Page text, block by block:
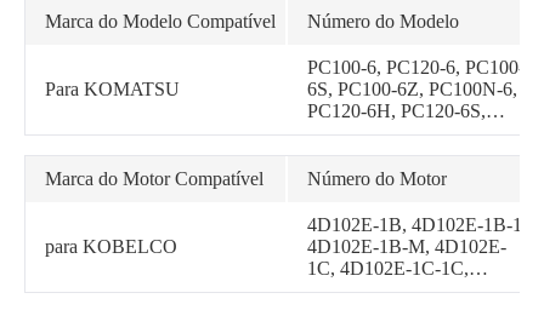
Marca do Modelo Compatível Número do Modelo
Para KOMATSU
PC100-6, PC120-6, PC100-
6S, PC100-6Z, PC100N-6,
PC120-6H, PC120-6S,
PC120-6Z, PC120LC-6,
PC120SC-6, PC128US-1,
PC128UU-1, PC130-6,
PC158US-2, PC100L-6,
PC120-6E0, PC120-6Z-A1,
PC120LC-6E0, PC128US-
Marca do Motor Compatível Número do Motor
para KOBELCO
4D102E-1B, 4D102E-1B-1,
4D102E-1B-M, 4D102E-
1C, 4D102E-1C-1C,
4D102E-1C-US, S4D102E-